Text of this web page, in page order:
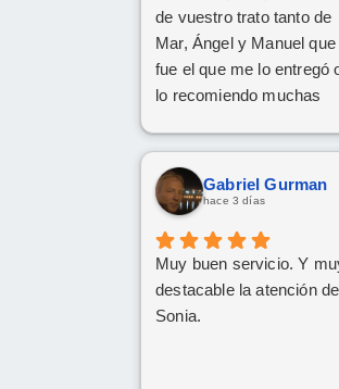
de vuestro trato tanto de
Mar, Ángel y Manuel que
fue el que me lo entregó
lo recomiendo muchas
Gabriel Gurman
hace 3 días
Muy buen servicio. Y
destacable la atención de
Sonia.